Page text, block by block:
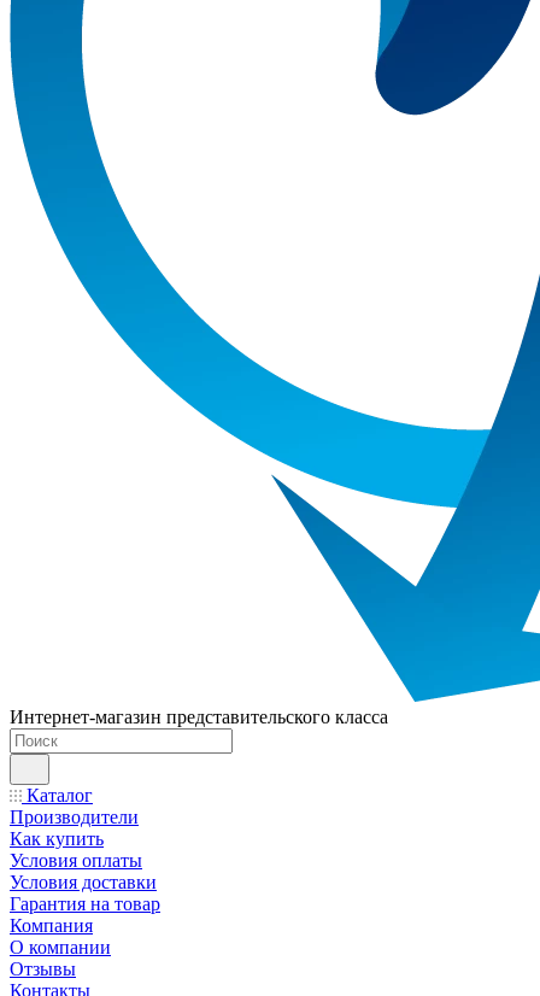
Интернет-магазин представительского класса
Каталог
Производители
Как купить
Условия оплаты
Условия доставки
Гарантия на товар
Компания
О компании
Отзывы
Контакты